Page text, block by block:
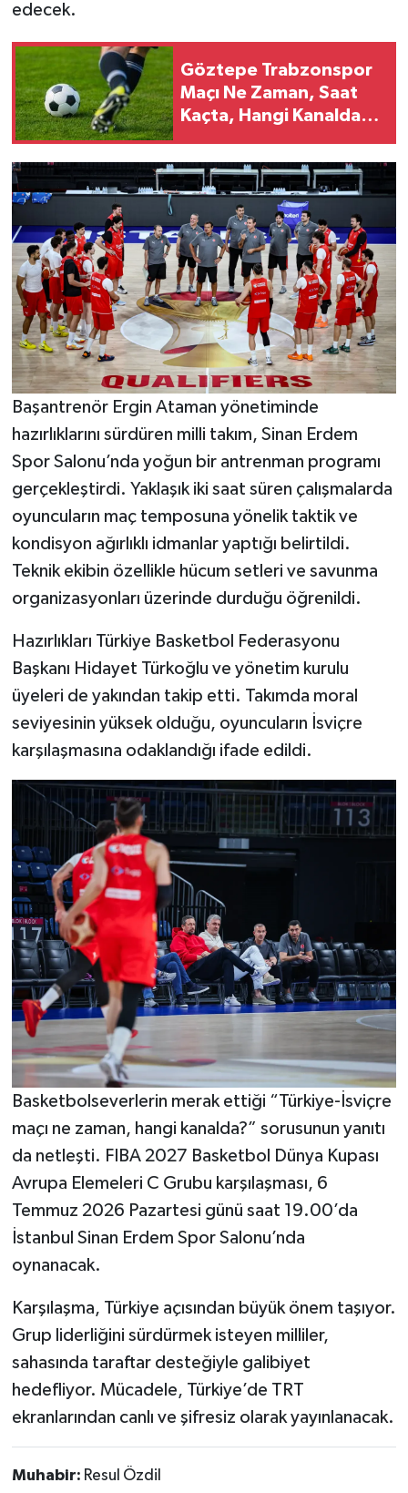
edecek.
Göztepe Trabzonspor
Maçı Ne Zaman, Saat
Kaçta, Hangi Kanalda?
Başantrenör Ergin Ataman yönetiminde
hazırlıklarını sürdüren milli takım, Sinan Erdem
Spor Salonu’nda yoğun bir antrenman programı
gerçekleştirdi. Yaklaşık iki saat süren çalışmalarda
oyuncuların maç temposuna yönelik taktik ve
kondisyon ağırlıklı idmanlar yaptığı belirtildi.
Teknik ekibin özellikle hücum setleri ve savunma
organizasyonları üzerinde durduğu öğrenildi.
Hazırlıkları Türkiye Basketbol Federasyonu
Başkanı Hidayet Türkoğlu ve yönetim kurulu
üyeleri de yakından takip etti. Takımda moral
seviyesinin yüksek olduğu, oyuncuların İsviçre
karşılaşmasına odaklandığı ifade edildi.
Basketbolseverlerin merak ettiği “Türkiye-İsviçre
maçı ne zaman, hangi kanalda?” sorusunun yanıtı
da netleşti. FIBA 2027 Basketbol Dünya Kupası
Avrupa Elemeleri C Grubu karşılaşması, 6
Temmuz 2026 Pazartesi günü saat 19.00’da
İstanbul Sinan Erdem Spor Salonu’nda
oynanacak.
Karşılaşma, Türkiye açısından büyük önem taşıyor.
Grup liderliğini sürdürmek isteyen milliler,
sahasında taraftar desteğiyle galibiyet
hedefliyor. Mücadele, Türkiye’de TRT
ekranlarından canlı ve şifresiz olarak yayınlanacak.
Muhabir: Resul Özdil